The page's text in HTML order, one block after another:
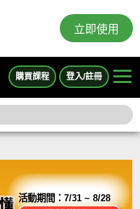
立即使用
購買課程 登入/註冊
活動期間：7/31 ~ 8/28